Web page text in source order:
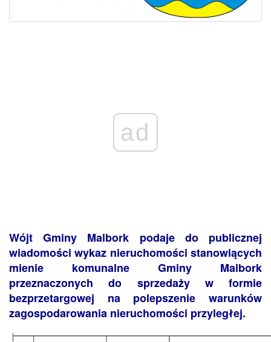
ad
Wójt Gminy Malbork podaje do publicznej
wiadomości wykaz nieruchomości stanowiących
mienie komunalne Gminy Malbork
przeznaczonych do sprzedaży w formie
bezprzetargowej na polepszenie warunków
zagospodarowania nieruchomości przyległej.